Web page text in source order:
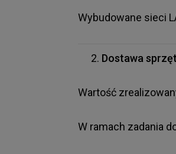
Wybudowane sieci
Dostawa
Wartość
W ramach zadania